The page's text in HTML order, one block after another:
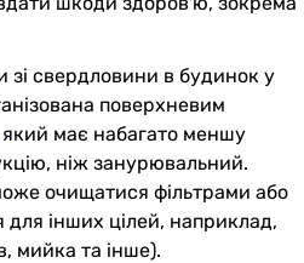
зі свердловини в будинок у
поверхневим
який має набагато меншу
ніж занурювальний.
очищатися фільтрами або
інших цілей, наприклад,
мийка та інше).